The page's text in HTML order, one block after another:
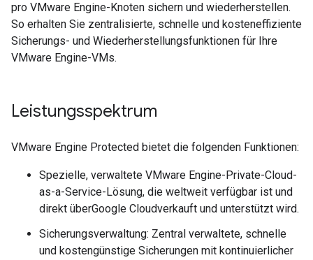
pro VMware Engine-Knoten sichern und wiederherstellen.
So erhalten Sie zentralisierte, schnelle und kosteneffiziente
Sicherungs- und Wiederherstellungsfunktionen für Ihre
VMware Engine-VMs.
Leistungsspektrum
VMware Engine Protected bietet die folgenden Funktionen:
Spezielle, verwaltete VMware Engine-Private-Cloud-
as-a-Service-Lösung, die weltweit verfügbar ist und
direkt überGoogle Cloudverkauft und unterstützt wird.
Sicherungsverwaltung: Zentral verwaltete, schnelle
und kostengünstige Sicherungen mit kontinuierlicher